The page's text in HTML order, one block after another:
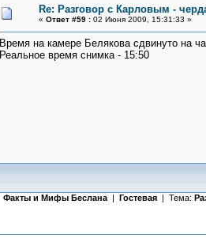
Re: Разговор с Карловым -
« Ответ #59 :02 Июня 2009, 15:31:33 »
Время на камере Белякова сдвинуто на
Реальное время снимка - 15:50
Факты и Мифы Беслана| Гостевая | Тема: